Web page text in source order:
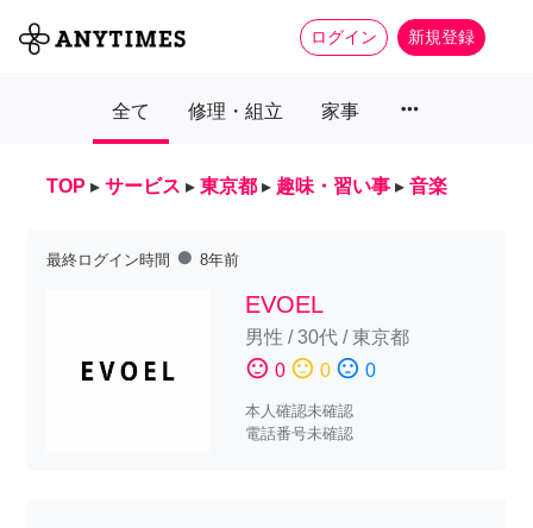
ログイン 新規登録
全て 修理・組立 家事 more_horiz
TOP ▸ サービス ▸ 東京都 ▸ 趣味・習い事 ▸ 音楽
最終ログイン時間 fiber_manual_record 8年前
EVOEL
男性 /30代/東京都
sentiment_satisfied 0 sentiment_neutral 0 sentiment_dissatisfied 0
本人確認未確認
電話番号未確認